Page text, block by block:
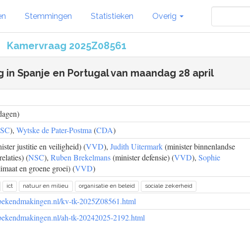
Stemmingen Statistieken Overig
Kamervraag 2025Z08561
in Spanje en Portugal van maandag 28 april
), Wytske de Pater-Postma (CDA)
justitie en veiligheid) (VVD), Judith Uitermark(minister binnenlandse
(NSC), Ruben Brekelmans(minister defensie) (VVD), Sophie
en groene groei) (VVD)
ict natuur en milieu organisatie en beleid sociale zekerheid
kv-tk-2025Z08561.html
ah-tk-20242025-2192.html